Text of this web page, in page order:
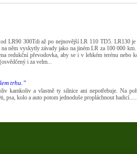
LR90 300Tdi až po nejnovější LR 110 TD5. LR130 je
něm vyskytly závady jako na jiném LR za 100 000
redukční převodovka, aby se i v lehkém terénu nebo
i za velm...
trhu.”
kamkoliv a vlastně ty silnice ani nepotřebuje. Na
psa, kolo a auto potom jednoduše propláchnout hadicí.......